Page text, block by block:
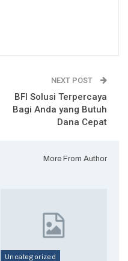
NEXT POST
BFI Solusi Terpercaya
Bagi Anda yang Butuh
Dana Cepat
More From Author
Uncategorized